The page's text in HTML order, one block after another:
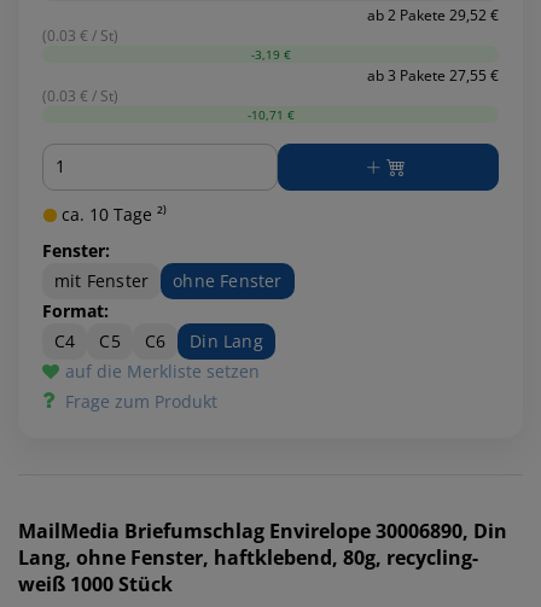
ab 2 Pakete 29,52 €
(0.03 € / St)
-3,19 €
ab 3 Pakete 27,55 €
(0.03 € / St)
-10,71 €
Menge
ca. 10 Tage ²⁾
Fenster:
mit Fenster
ohne Fenster
Format:
C4
C5 C6
Din Lang
auf die Merkliste setzen
Frage zum Produkt
MailMedia Briefumschlag Envirelope 30006890, Din
Lang, ohne Fenster, haftklebend, 80g, recycling-
weiß 1000 Stück